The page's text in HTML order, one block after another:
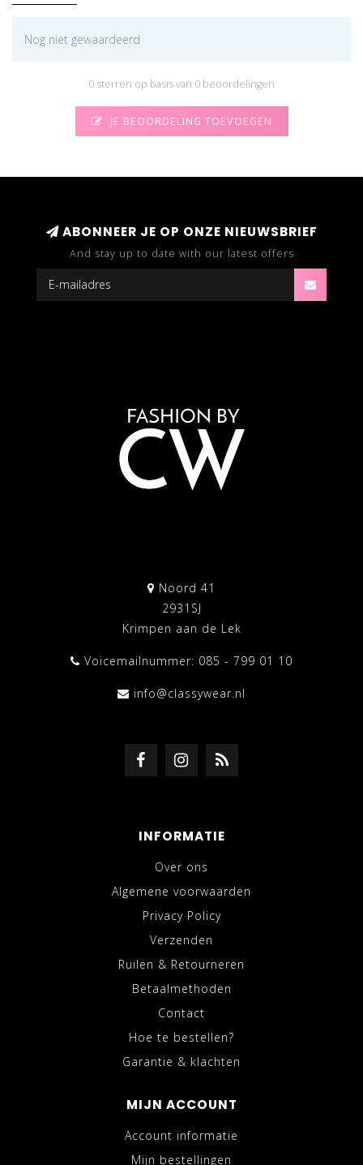
Nog niet gewaardeerd
0 sterren op basis van 0 beoordelingen
JE BEOORDELING TOEVOEGEN
ABONNEER JE OP ONZE NIEUWSBRIEF
And stay up to date with our latest offers
Noord 41
2931SJ
Krimpen aan de Lek
Voicemailnummer: 085 - 799 01 10
info@classywear.nl
INFORMATIE
Over ons
Algemene voorwaarden
Privacy Policy
Verzenden
Ruilen & Retourneren
Betaalmethoden
Contact
Hoe te bestellen?
Garantie & klachten
MIJN ACCOUNT
Account informatie
Mijn bestellingen